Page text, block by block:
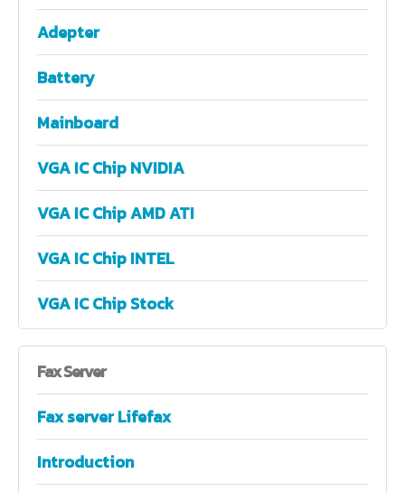
Adepter
Battery
Mainboard
VGA IC Chip NVIDIA
VGA IC Chip AMD ATI
VGA IC Chip INTEL
VGA IC Chip Stock
FaxServer
Fax server Lifefax
Introduction